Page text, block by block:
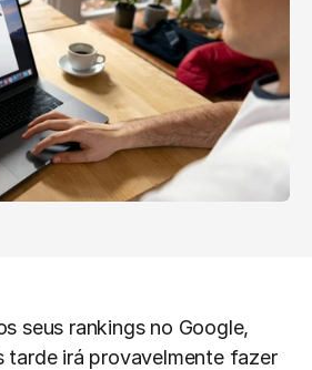
seus rankings no Google,
tarde irá provavelmente fazer